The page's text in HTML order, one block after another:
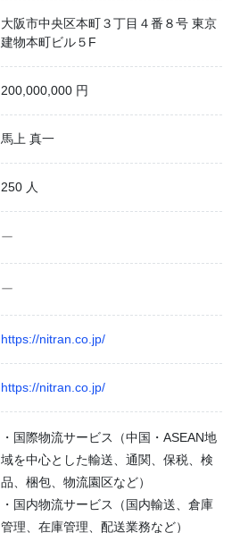
大阪市中央区本町３丁目４番８号 東京
建物本町ビル５F
200,000,000 円
馬上 真一
250 人
ー
ー
https://nitran.co.jp/
https://nitran.co.jp/
・国際物流サービス（中国・ASEAN地
域を中心とした輸送、通関、保税、検
品、梱包、物流園区など）
・国内物流サービス（国内輸送、倉庫
管理、在庫管理、配送業務など）